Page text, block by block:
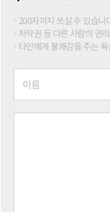
200자까지 쓰실 수 있습
저작권 등 다른 사람의 권
타인에게 불쾌감을 주는